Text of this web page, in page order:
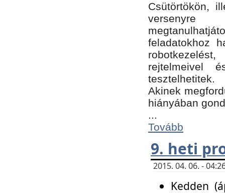
Csütörtökön,
versenyre
feladatokhoz
rejtelmeivel
tesztelhetitek.
Akinek
hiányában
...
Tovább
9. heti
2015. 04. 06. -
Kedden